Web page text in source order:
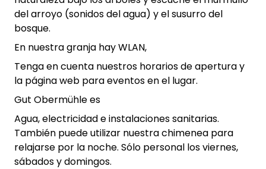
del arroyo (sonidos del agua) y el susurro del
bosque.
En nuestra granja hay WLAN,
Tenga en cuenta nuestros horarios de apertura y
la página web para eventos en el lugar.
Gut Obermühle es
Agua, electricidad e instalaciones sanitarias.
También puede utilizar nuestra chimenea para
relajarse por la noche. Sólo personal los viernes,
sábados y domingos.